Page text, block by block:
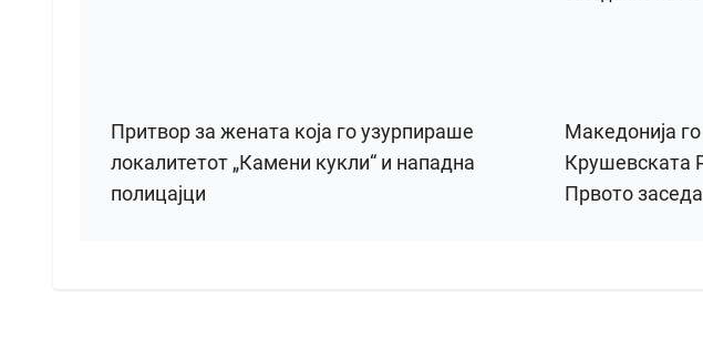
Притвор за жената која го узурпираше
локалитетот „Камени кукли“ и нападна
полицајци
Македонија
Крушевската
Првото